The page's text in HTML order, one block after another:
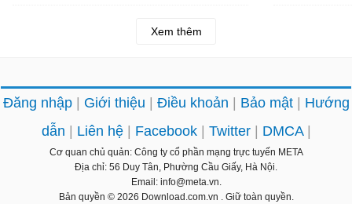
Xem thêm
Đăng nhập Giới thiệu Điều khoản Bảo mật
Hướng
dẫn
Liên hệ Facebook Twitter DMCA
Cơ quan chủ quản: Công ty cổ phần mạng trực tuyến META
Địa chỉ: 56 Duy Tân, Phường Cầu Giấy, Hà Nội.
Email: info@meta.vn.
Bản quyền © 2026 Download.com.vn . Giữ toàn quyền.